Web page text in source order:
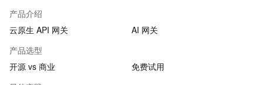
产品介绍
云原生 API 网关
AI 网关
产品选型
开源 vs 商业
免费试用